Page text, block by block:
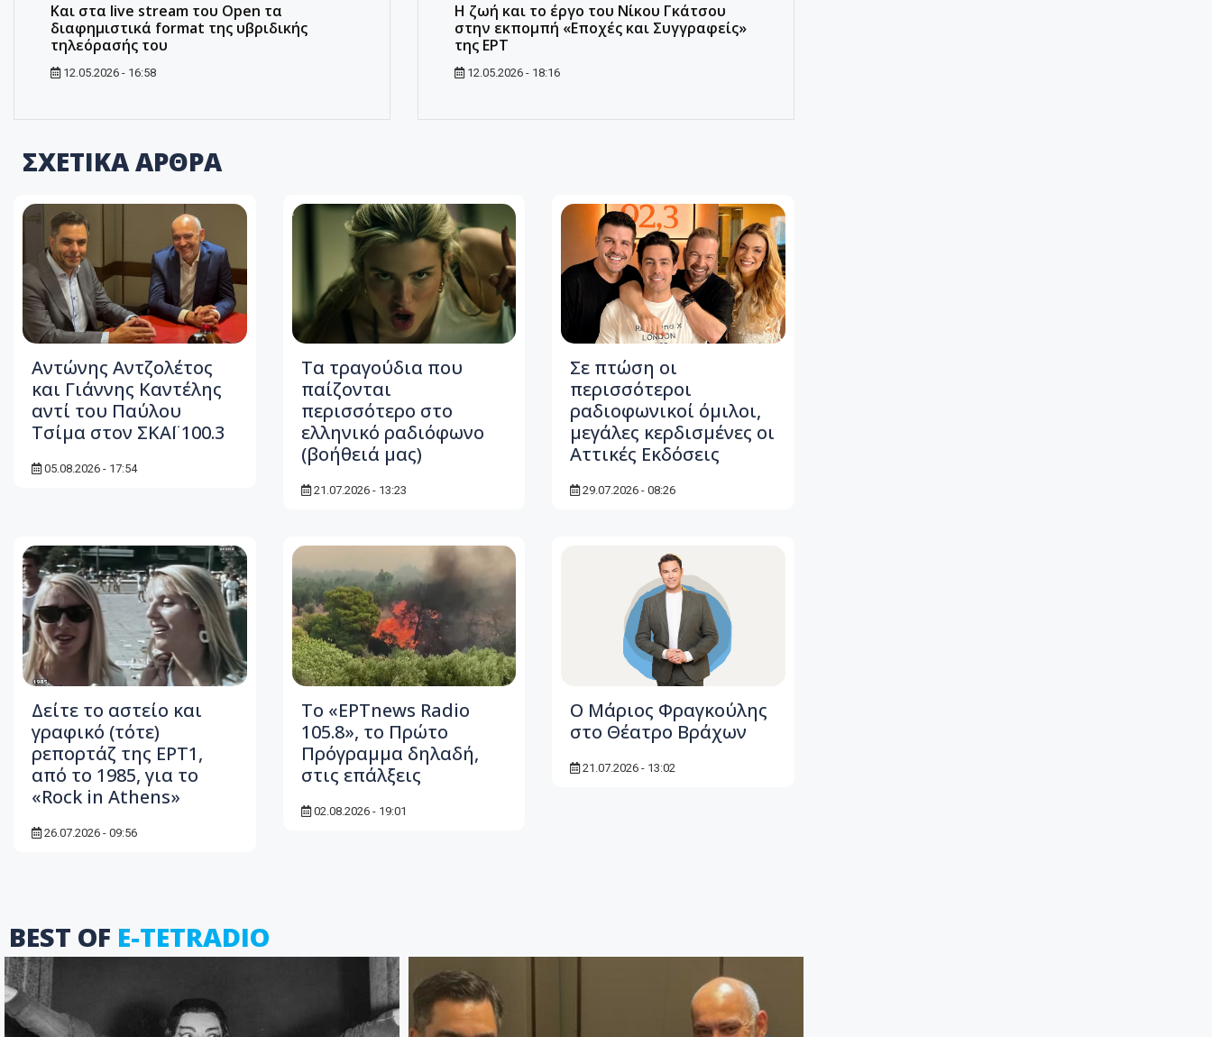
Και στα live stream του Open τα
διαφημιστικά format της υβριδικής
τηλεόρασής του
12.05.2026 - 16:58
Η ζωή και το έργο του Νίκου Γκάτσου
στην εκπομπή «Εποχές και Συγγραφείς»
της ΕΡΤ
12.05.2026 - 18:16
ΣΧΕΤΙΚΑ ΑΡΘΡΑ
Αντώνης Αντζολέτος
και Γιάννης Καντέλης
αντί του Παύλου
Τσίμα στον ΣΚΑΪ 100.3
05.08.2026 - 17:54
Τα τραγούδια που
παίζονται
περισσότερο στο
ελληνικό ραδιόφωνο
(βοήθειά μας)
21.07.2026 - 13:23
Σε πτώση οι
περισσότεροι
ραδιοφωνικοί όμιλοι,
μεγάλες κερδισμένες οι
Αττικές Εκδόσεις
29.07.2026 - 08:26
Δείτε τo αστείο και
γραφικό (τότε)
ρεπορτάζ της ΕΡΤ1,
από το 1985, για το
«Rock in Athens»
26.07.2026 - 09:56
Το «ΕΡΤnews Radio
105.8», το Πρώτο
Πρόγραμμα δηλαδή,
στις επάλξεις
02.08.2026 - 19:01
Ο Μάριος Φραγκούλης
στο Θέατρο Βράχων
21.07.2026 - 13:02
BEST OF E-TETRADIO